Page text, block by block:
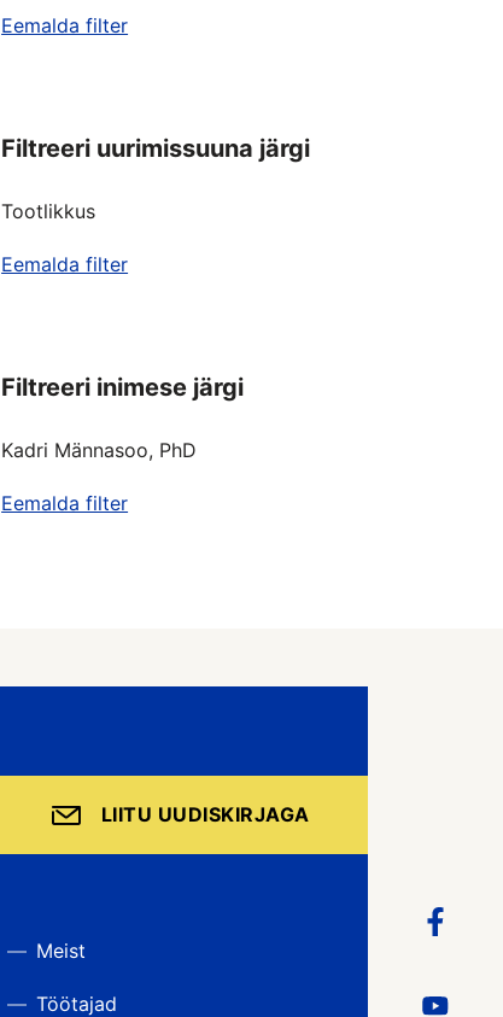
Eemalda filter
Filtreeri uurimissuuna järgi
Tootlikkus
Eemalda filter
Filtreeri inimese järgi
Kadri Männasoo, PhD
Eemalda filter
LIITU UUDISKIRJAGA
Meist
Töötajad